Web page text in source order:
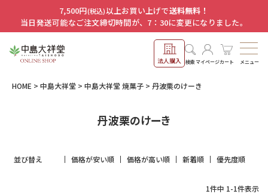
7,500円(税込)以上お買い上げで送料無料！
当日発送可能なご注文締切時間が、7：30に変更になりました。
法人購入 検索マイページカート メニュー
HOME 中島大祥堂 中島大祥堂 焼菓子 丹波栗のけーき
丹波栗のけーき
並び替え 価格が安い順 価格が高い順 新着順 優先度順
1件中 1-1件表示